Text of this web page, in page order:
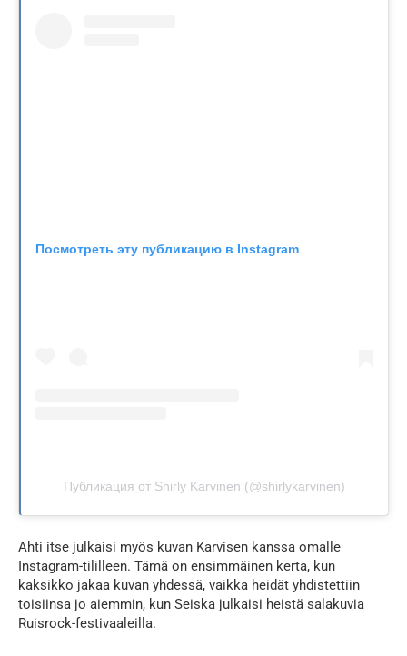
Посмотреть эту публикацию в Instagram
Публикация от Shirly Karvinen (@shirlykarvinen)
Ahti itse julkaisi myös kuvan Karvisen kanssa omalle
Instagram-tililleen. Tämä on ensimmäinen kerta, kun
kaksikko jakaa kuvan yhdessä, vaikka heidät yhdistettiin
toisiinsa jo aiemmin, kun Seiska julkaisi heistä salakuvia
Ruisrock-festivaaleilla.